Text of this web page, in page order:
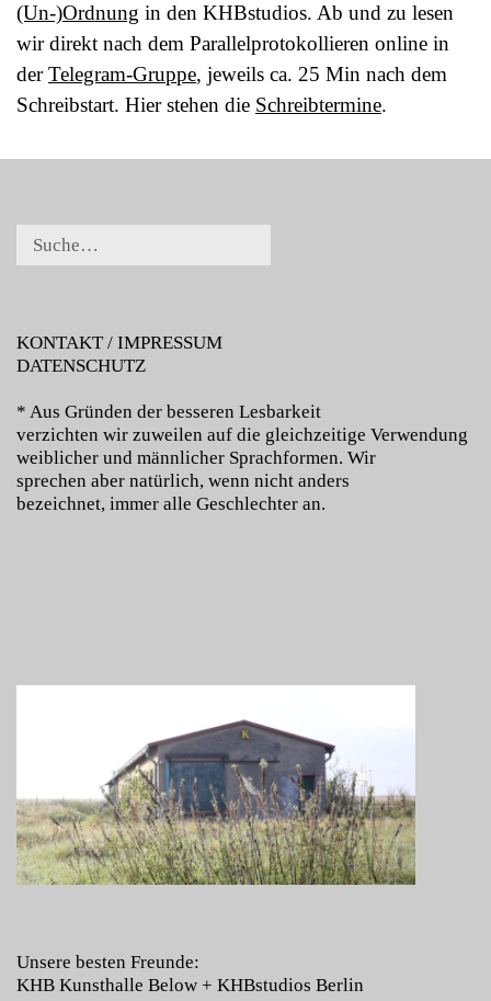
(Un-)Ordnung in den KHBstudios. Ab und zu lesen
wir direkt nach dem Parallelprotokollieren online in
derTelegram-Gruppe, jeweils ca. 25 Min nach dem
Schreibstart. Hier stehen die Schreibtermine.
KONTAKT / IMPRESSUM
DATENSCHUTZ
* Aus Gründen der besseren Lesbarkeit
verzichten wir zuweilen auf die gleichzeitige Verwendung
weiblicher und männlicher Sprachformen. Wir
sprechen aber natürlich, wenn nicht anders
bezeichnet, immer alle Geschlechter an.
Unsere besten Freunde:
KHB Kunsthalle Below + KHBstudios Berlin